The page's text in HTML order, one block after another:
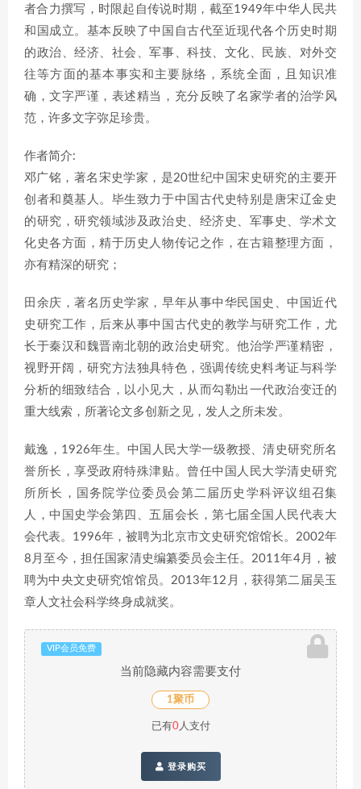
者合力撰写，时限起自传说时期，截至1949年中华人民共
和国成立。基本反映了中国自古代至近现代各个历史时期
的政治、经济、社会、军事、科技、文化、民族、对外交
往等方面的基本事实和主要脉络，系统全面，且知识准
确，文字严谨，表述精当，充分反映了名家学者的治学风
范，许多文字弥足珍贵。
作者简介:
邓广铭，著名宋史学家，是20世纪中国宋史研究的主要开
创者和奠基人。毕生致力于中国古代史特别是唐宋辽金史
的研究，研究领域涉及政治史、经济史、军事史、学术文
化史各方面，精于历史人物传记之作，在古籍整理方面，
亦有精深的研究；
田余庆，著名历史学家，早年从事中华民国史、中国近代
史研究工作，后来从事中国古代史的教学与研究工作，尤
长于秦汉和魏晋南北朝的政治史研究。他治学严谨精密，
视野开阔，研究方法独具特色，强调传统史料考证与科学
分析的细致结合，以小见大，从而勾勒出一代政治变迁的
重大线索，所著论文多创新之见，发人之所未发。
戴逸，1926年生。中国人民大学一级教授、清史研究所名
誉所长，享受政府特殊津贴。曾任中国人民大学清史研究
所所长，国务院学位委员会第二届历史学科评议组召集
人，中国史学会第四、五届会长，第七届全国人民代表大
会代表。1996年，被聘为北京市文史研究馆馆长。2002年
8月至今，担任国家清史编纂委员会主任。2011年4月，被
聘为中央文史研究馆馆员。2013年12月，获得第二届吴玉
章人文社会科学终身成就奖。
VIP会员免费
当前隐藏内容需要支付
1聚币
已有0人支付
登录购买